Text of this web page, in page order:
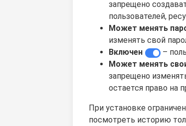
запрещено
пользователей,
Может менять
изменять свой
Включен
–
Может менять
запрещено
остается право на
При установке
посмотреть историю